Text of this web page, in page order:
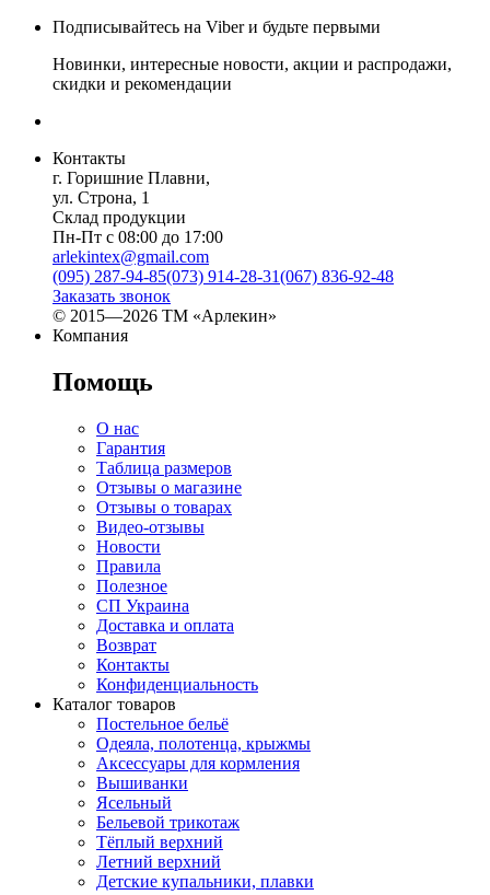
Подписывайтесь на Viber и будьте первыми
Новинки, интересные новости, акции и распродажи,
скидки и рекомендации
Контакты
г. Горишние Плавни,
ул. Строна, 1
Склад продукции
Пн-Пт с 08:00 до 17:00
arlekintex@gmail.com
(095) 287-94-85(073) 914-28-31(067) 836-92-48
Заказать звонок
© 2015—2026 ТМ «Арлекин»
Компания
Помощь
О нас
Гарантия
Таблица размеров
Отзывы о магазине
Отзывы о товарах
Видео-отзывы
Новости
Правила
Полезное
СП Украина
Доставка и оплата
Возврат
Контакты
Конфиденциальность
Каталог товаров
Постельное бельё
Одеяла, полотенца, крыжмы
Аксессуары для кормления
Вышиванки
Ясельный
Бельевой трикотаж
Тёплый верхний
Летний верхний
Детские купальники, плавки